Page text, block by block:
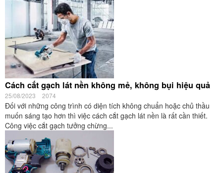
Cách cắt gạch lát nền không mẻ, không bụi hiệu quả
25/08/2023 2074
Đối với những công trình có diện tích không chuẩn hoặc chủ thầu
muốn sáng tạo hơn thì việc cách cắt gạch lát nền là rất cần thiết.
Công việc cắt gạch tưởng chừng...